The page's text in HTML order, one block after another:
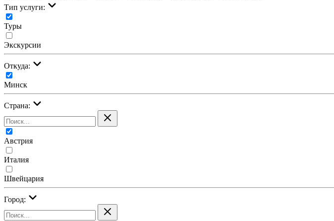
Тип услуги:
Туры
Экскурсии
Откуда:
Минск
Страна:
Австрия
Италия
Швейцария
Город: